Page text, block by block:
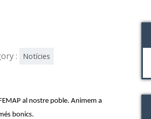
: Notícies
al nostre poble. Animem a
bonics.